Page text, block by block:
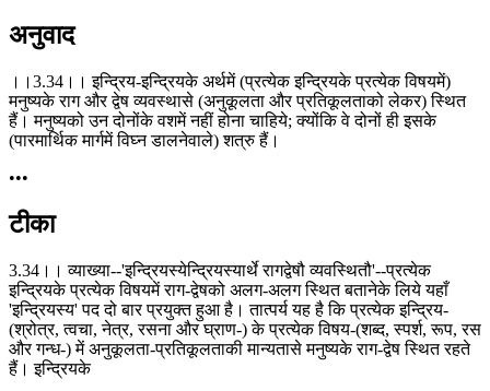
अनुवाद
।।3.34।। इन्द्रिय-इन्द्रियके अर्थमें (प्रत्येक इन्द्रियके प्रत्येक विषयमें)
मनुष्यके राग और द्वेष व्यवस्थासे (अनुकूलता और प्रतिकूलताको लेकर) स्थित
हैं। मनुष्यको उन दोनोंके वशमें नहीं होना चाहिये; क्योंकि वे दोनों ही इसके
(पारमार्थिक मार्गमें विघ्न डालनेवाले) शत्रु हैं।
•••
टीका
3.34।। व्याख्या--'इन्द्रियस्येन्द्रियस्यार्थे रागद्वेषौ व्यवस्थितौ'--प्रत्येक
इन्द्रियके प्रत्येक विषयमें राग-द्वेषको अलग-अलग स्थित बतानेके लिये यहाँ
'इन्द्रियस्य' पद दो बार प्रयुक्त हुआ है। तात्पर्य यह है कि प्रत्येक इन्द्रिय-
(श्रोत्र, त्वचा, नेत्र, रसना और घ्राण-) के प्रत्येक विषय-(शब्द, स्पर्श, रूप, रस
और गन्ध-) में अनुकूलता-प्रतिकूलताकी मान्यतासे मनुष्यके राग-द्वेष स्थित रहते
हैं। इन्द्रियके